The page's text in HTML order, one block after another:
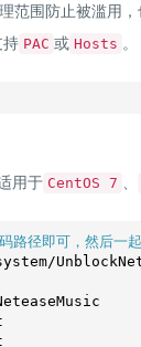
范围防止被滥用
持 PAC 或 Hosts 。
用于 CentOS 7
径即可，然后一起